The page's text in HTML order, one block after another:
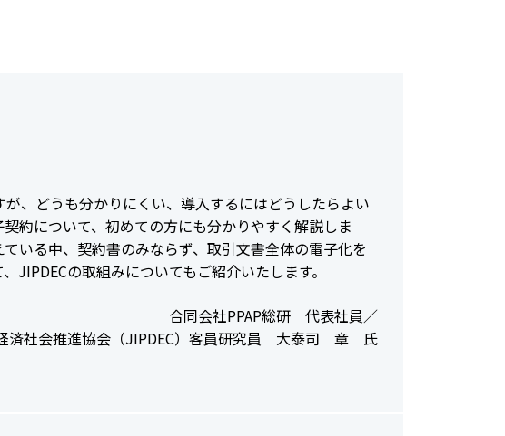
、どうも分かりにくい、導入するにはどうしたらよい
約について、初めての方にも分かりやすく解説しま
いる中、契約書のみならず、取引文書全体の電子化を
JIPDECの取組みについてもご紹介いたします。
合同会社PPAP総研 代表社員／
済社会推進協会（JIPDEC）客員研究員 大泰司 章 氏